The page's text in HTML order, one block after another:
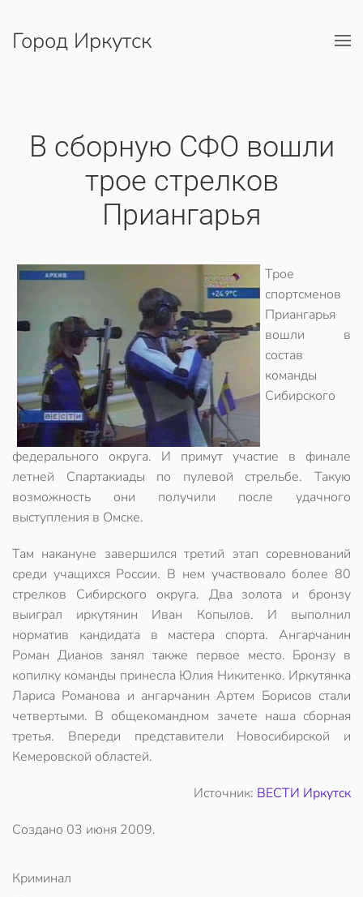
Перейти к содержимому
Город Иркутск
В сборную СФО вошли
трое стрелков
Приангарья
Трое
спортсменов
Приангарья
вошли в
состав
команды
Сибирского
федерального округа. И примут участие в финале
летней Спартакиады по пулевой стрельбе. Такую
возможность они получили после удачного
выступления в Омске.
Там накануне завершился третий этап соревнований
среди учащихся России. В нем участвовало более 80
стрелков Сибирского округа. Два золота и бронзу
выиграл иркутянин Иван Копылов. И выполнил
норматив кандидата в мастера спорта. Ангарчанин
Роман Дианов занял также первое место. Бронзу в
копилку команды принесла Юлия Никитенко. Иркутянка
Лариса Романова и ангарчанин Артем Борисов стали
четвертыми. В общекомандном зачете наша сборная
третья. Впереди представители Новосибирской и
Кемеровской областей.
Источник: ВЕСТИ Иркутск
Создано 03 июня 2009.
Криминал